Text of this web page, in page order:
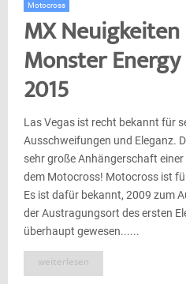
Motocross
MX Neuigkeiten
Monster Energy
2015
Las Vegas ist recht bekannt für
Ausschweifungen und Eleganz.
sehr große Anhängerschaft
dem Motocross! Motocross ist
Es ist dafür bekannt, 2009 zum
der Austragungsort des ersten
überhaupt gewesen......
weiterlesen